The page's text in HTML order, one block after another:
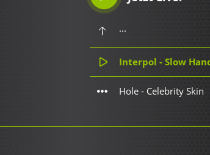
...
Interpol - Slow
Hole - Celebrity Skin